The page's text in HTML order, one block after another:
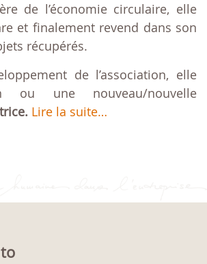
de l’économie circulaire, elle
et finalement revend dans son
récupérés.
de l’association, elle
ou une nouveau/nouvelle
Lire la suite…